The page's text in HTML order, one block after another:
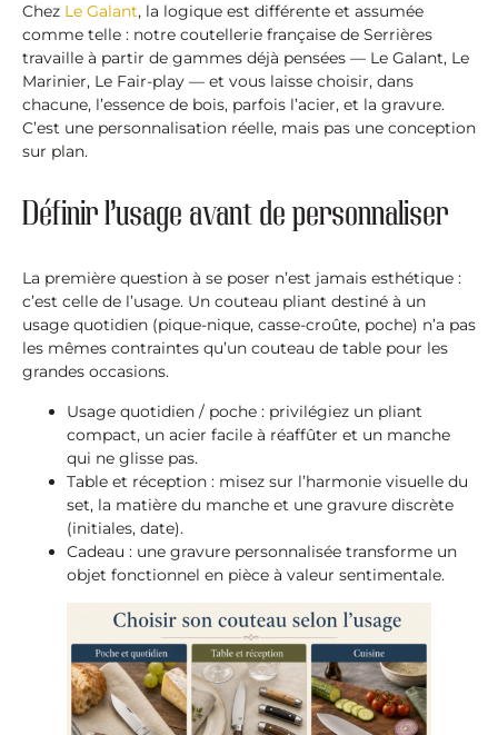
Chez Le Galant, la logique est différente et assumée
comme telle : notre coutellerie française de Serrières
travaille à partir de gammes déjà pensées — Le Galant, Le
Marinier, Le Fair-play — et vous laisse choisir, dans
chacune, l’essence de bois, parfois l’acier, et la gravure.
C’est une personnalisation réelle, mais pas une conception
sur plan.
Définir l’usage avant de personnaliser
La première question à se poser n’est jamais esthétique :
c’est celle de l’usage. Un couteau pliant destiné à un
usage quotidien (pique-nique, casse-croûte, poche) n’a pas
les mêmes contraintes qu’un couteau de table pour les
grandes occasions.
Usage quotidien / poche : privilégiez un pliant
compact, un acier facile à réaffûter et un manche
qui ne glisse pas.
Table et réception : misez sur l’harmonie visuelle du
set, la matière du manche et une gravure discrète
(initiales, date).
Cadeau : une gravure personnalisée transforme un
objet fonctionnel en pièce à valeur sentimentale.